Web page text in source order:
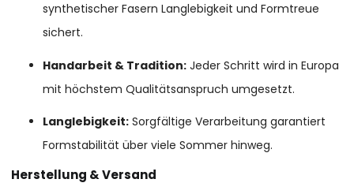
synthetischer Fasern Langlebigkeit und Formtreue
sichert.
Handarbeit & Tradition: Jeder Schritt wird in Europa
mit höchstem Qualitätsanspruch umgesetzt.
Langlebigkeit: Sorgfältige Verarbeitung garantiert
Formstabilität über viele Sommer hinweg.
Herstellung & Versand